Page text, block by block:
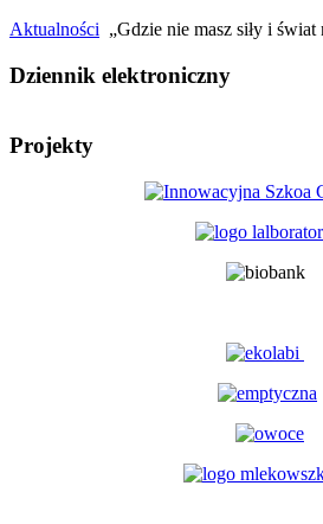
Aktualności „Gdzie nie masz siły i świat
Dziennik elektroniczny
Projekty